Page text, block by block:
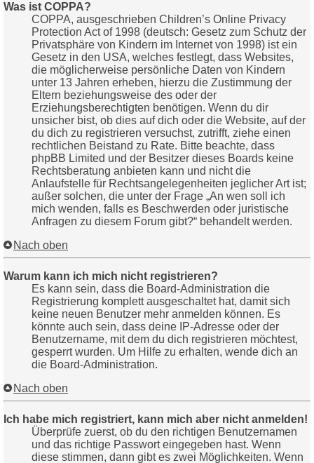
Was ist COPPA?
COPPA, ausgeschrieben Children’s Online Privacy
Protection Act of 1998 (deutsch: Gesetz zum Schutz der
Privatsphäre von Kindern im Internet von 1998) ist ein
Gesetz in den USA, welches festlegt, dass Websites,
die möglicherweise persönliche Daten von Kindern
unter 13 Jahren erheben, hierzu die Zustimmung der
Eltern beziehungsweise des oder der
Erziehungsberechtigten benötigen. Wenn du dir
unsicher bist, ob dies auf dich oder die Website, auf der
du dich zu registrieren versuchst, zutrifft, ziehe einen
rechtlichen Beistand zu Rate. Bitte beachte, dass
phpBB Limited und der Besitzer dieses Boards keine
Rechtsberatung anbieten kann und nicht die
Anlaufstelle für Rechtsangelegenheiten jeglicher Art ist;
außer solchen, die unter der Frage „An wen soll ich
mich wenden, falls es Beschwerden oder juristische
Anfragen zu diesem Forum gibt?“ behandelt werden.
Nach oben
Warum kann ich mich nicht registrieren?
Es kann sein, dass die Board-Administration die
Registrierung komplett ausgeschaltet hat, damit sich
keine neuen Benutzer mehr anmelden können. Es
könnte auch sein, dass deine IP-Adresse oder der
Benutzername, mit dem du dich registrieren möchtest,
gesperrt wurden. Um Hilfe zu erhalten, wende dich an
die Board-Administration.
Nach oben
Ich habe mich registriert, kann mich aber nicht anmelden!
Überprüfe zuerst, ob du den richtigen Benutzernamen
und das richtige Passwort eingegeben hast. Wenn
diese stimmen, dann gibt es zwei Möglichkeiten. Wenn